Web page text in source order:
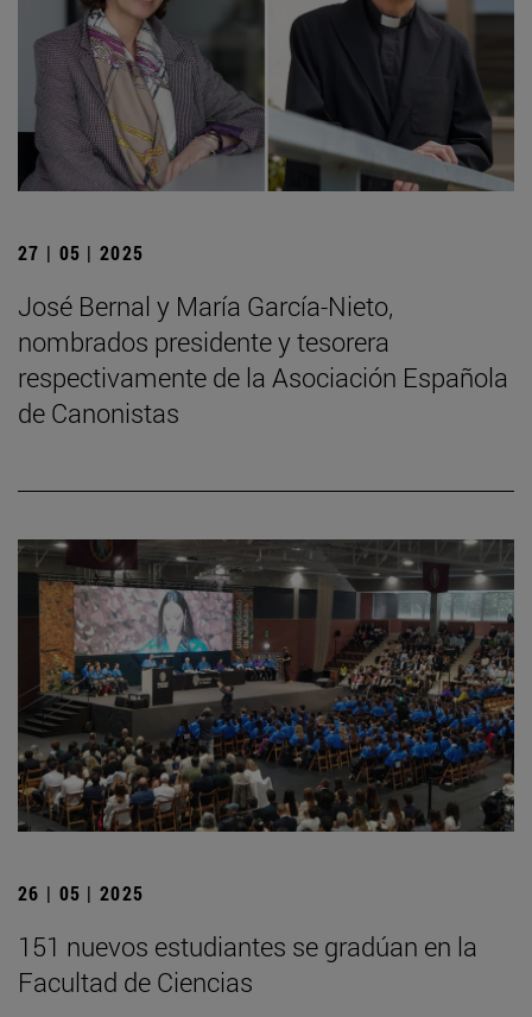
27 | 05 | 2025
José Bernal y María García-Nieto,
nombrados presidente y tesorera
respectivamente de la Asociación Española
de Canonistas
26 | 05 | 2025
151 nuevos estudiantes se gradúan en la
Facultad de Ciencias